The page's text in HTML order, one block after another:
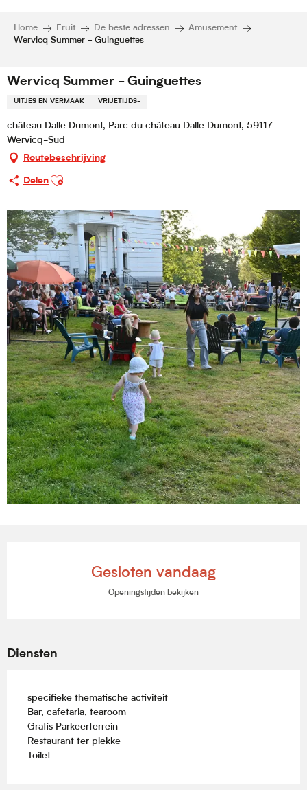
Home Eruit De beste adressen
Amusement
Wervicq Summer - Guinguettes
Wervicq Summer - Guinguettes
UITJES EN VERMAAK VRIJETIJDS-
château Dalle Dumont, Parc du château Dalle Dumont, 59117
Wervicq-Sud
Routebeschrijving
Delen
Ajouter aux favoris
Gesloten vandaag
Openingstijden bekijken
Diensten
specifieke thematische activiteit
Bar, cafetaria, tearoom
Gratis Parkeerterrein
Restaurant ter plekke
Toilet